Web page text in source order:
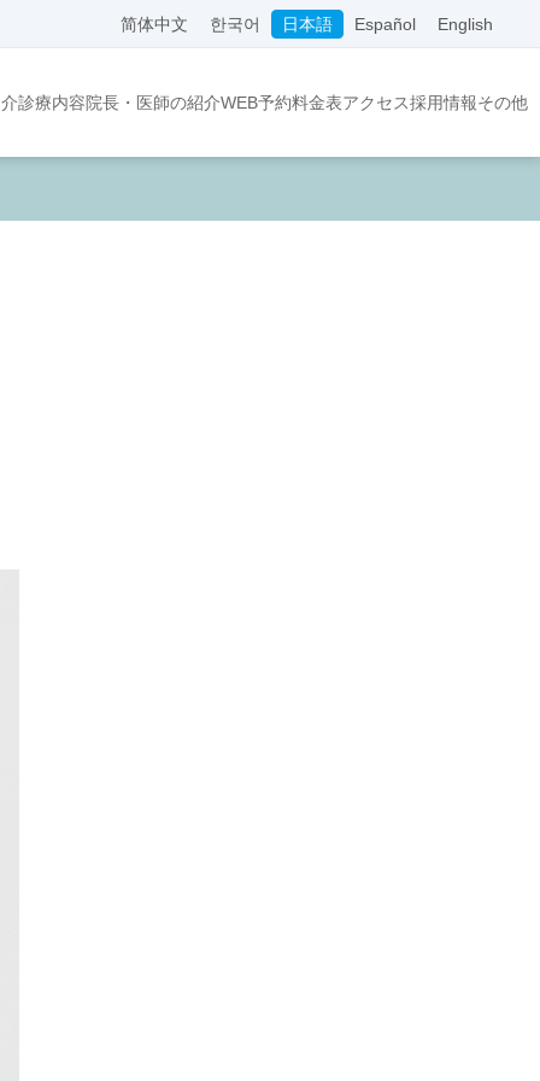
简体中文 한국어 日本語 Español English
診療内容院長・医師の紹介WEB予約料金表アクセス採用情報その他